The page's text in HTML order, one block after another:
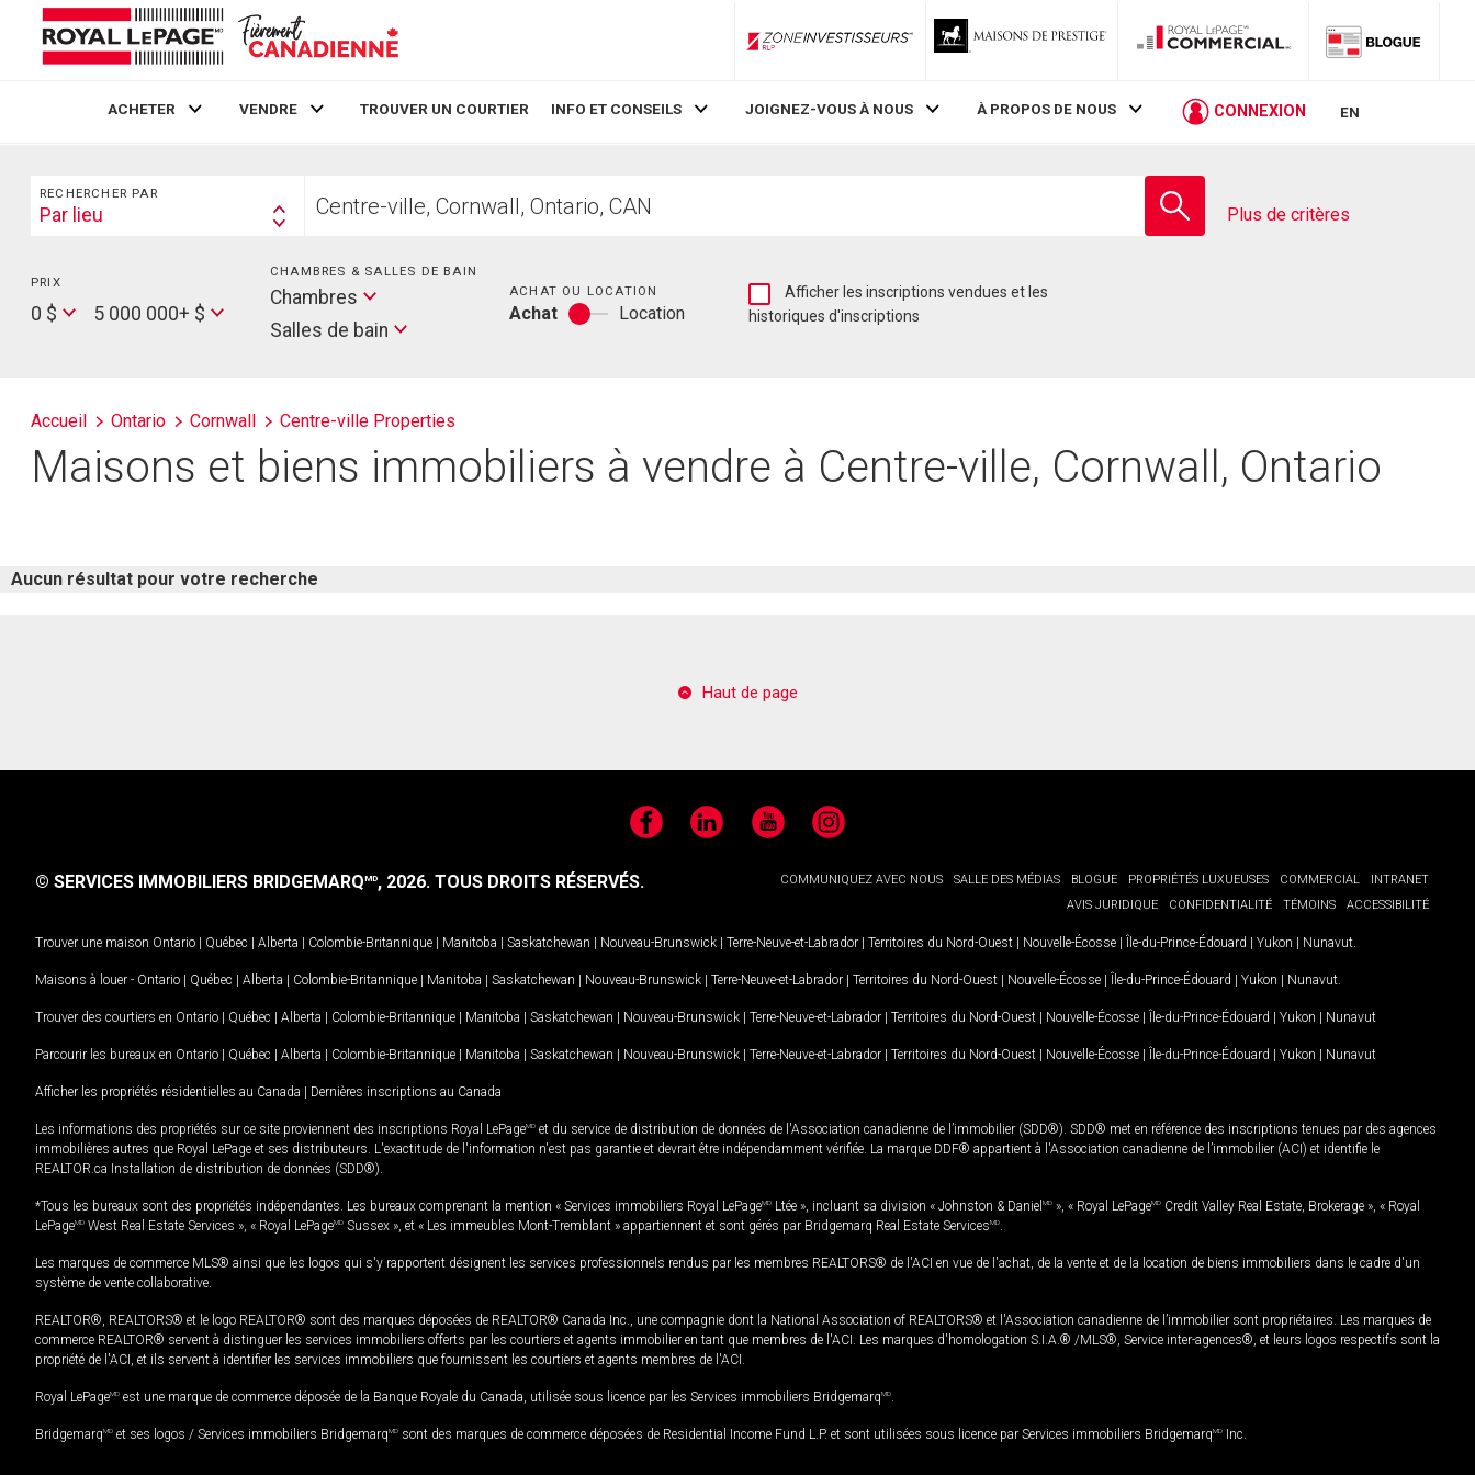
ZoneInvestisseurs RLP
ACHETER VENDRE TROUVER UN COURTIER INFO ET CONSEILS JOIGNEZ-VOUS À NOUS À PROPOS DE NOUS CONNEXION EN
Rechercher
RECHERCHER PAR
Search
Par lieu
votre
Plus de critères
PRIX
Price
0 $
Max
5 000 000+ $
CHAMBRES & SALLES DE BAIN
Chambres
bain
Salles de bain
ACHAT OU LOCATION
Achat
Achat
Location
Afficher
les
historiques d'inscriptions
Accueil Ontario Cornwall Centre-ville Properties
Maisons et biens immobiliers à vendre à Centre-ville, Cornwall, Ontario
Aucun résultat pour votre recherche
Haut de page
FacebookLinkedIn YouTubeInstagram
COMMUNIQUEZ AVEC NOUS SALLE DES MÉDIAS BLOGUE PROPRIÉTÉS LUXUEUSES COMMERCIAL
INTRANET
AVIS JURIDIQUE
CONFIDENTIALITÉ TÉMOINS ACCESSIBILITÉ
© SERVICES IMMOBILIERS BRIDGEMARQMD, 2026. TOUS DROITS RÉSERVÉS.
Trouver une maison Ontario | Québec | Alberta | Colombie-Britannique | Manitoba | Saskatchewan | Nouveau-Brunswick | Terre-Neuve-et-Labrador | Territoires du Nord-Ouest | Nouvelle-Écosse | Île-du-Prince-Édouard | Yukon | Nunavut
Maisons à louer - Ontario | Québec | Alberta | Colombie-Britannique | Manitoba | Saskatchewan | Nouveau-Brunswick | Terre-Neuve-et-Labrador | Territoires du Nord-Ouest | Nouvelle-Écosse | Île-du-Prince-Édouard | Yukon | Nunavut
Trouver des courtiers en Ontario | Québec | Alberta | Colombie-Britannique | Manitoba | Saskatchewan | Nouveau-Brunswick | Terre-Neuve-et-Labrador | Territoires du Nord-Ouest | Nouvelle-Écosse | Île-du-Prince-Édouard | Yukon | Nunavut
Parcourir les bureaux en Ontario | Québec | Alberta | Colombie-Britannique | Manitoba | Saskatchewan | Nouveau-Brunswick | Terre-Neuve-et-Labrador | Territoires du Nord-Ouest | Nouvelle-Écosse | Île-du-Prince-Édouard | Yukon | Nunavut
Afficher les propriétés résidentielles au Canada | Dernières inscriptions au Canada
Les informations des propriétés sur ce site proviennent des inscriptions Royal LePageMD et du service de distribution de données de l'Association canadienne de l’immobilier (SDD®). SDD® met en référence des inscriptions tenues par des agences
immobilières autres que Royal LePage et ses distributeurs. L'exactitude de l'information n'est pas garantie et devrait être indépendamment vérifiée. La marque DDF® appartient à l'Association canadienne de l’immobilier (ACI) et identifie le
REALTOR.ca Installation de distribution de données (SDD®).
*Tous les bureaux sont des propriétés indépendantes. Les bureaux comprenant la mention « Services immobiliers Royal LePageMD Ltée », incluant sa division « Johnston & Daniel MD », « Royal LePageMD Credit Valley Real Estate, Brokerage », « Royal
LePageMD West Real Estate Services », « Royal LePageMD Sussex », et « Les immeubles Mont-Tremblant » appartiennent et sont gérés par Bridgemarq Real Estate ServicesMD
Les marques de commerce MLS® ainsi que les logos qui s'y rapportent désignent les services professionnels rendus par les membres REALTORS® de l'ACI en vue de l'achat, de la vente et de la location de biens immobiliers dans le cadre d'un
système de vente collaborative.
REALTOR®, REALTORS® et le logo REALTOR® sont des marques déposées de REALTOR® Canada Inc., une compagnie dont la National Association of REALTORS® et l'Association canadienne de l’immobilier sont propriétaires. Les marques de
commerce REALTOR® servent à distinguer les services immobiliers offerts par les courtiers et agents immobilier en tant que membres de l'ACI. Les marques d'homologation S.I.A.® /MLS®, Service inter-agences®, et leurs logos respectifs sont la
propriété de l'ACI, et ils servent à identifier les services immobiliers que fournissent les courtiers et agents membres de l'ACI.
Royal LePageMD est une marque de commerce déposée de la Banque Royale du Canada, utilisée sous licence par les Services immobiliers BridgemarqMD
BridgemarqMD et ses logos / Services immobiliers BridgemarqMD sont des marques de commerce déposées de Residential Income Fund L.P. et sont utilisées sous licence par Services immobiliers BridgemarqMD Inc.